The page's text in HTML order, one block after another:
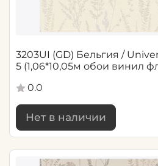
3203UI (GD) Бельгия /
5 (1,06*10,05м обои винил
0.0
Нет в наличии